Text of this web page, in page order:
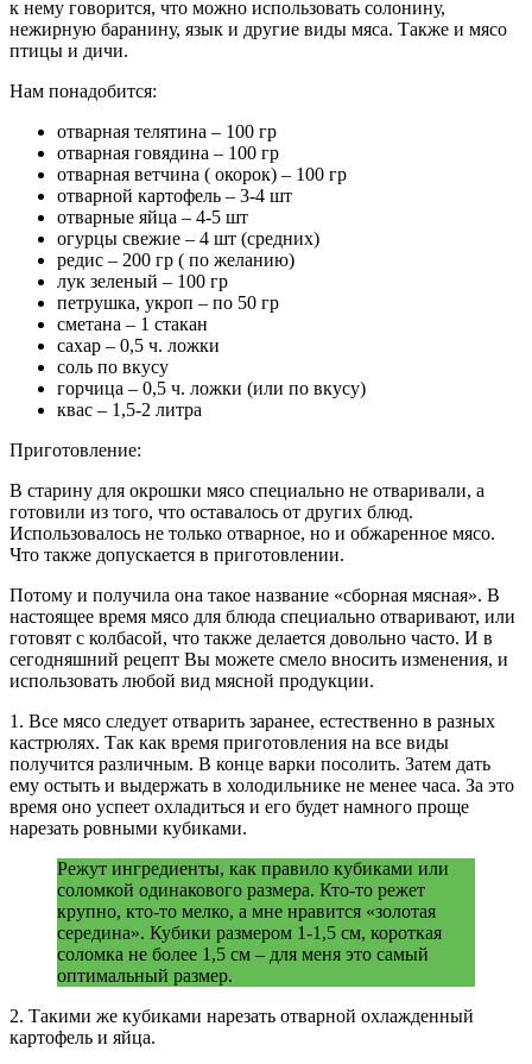
к нему говорится, что можно использовать солонину,
нежирную баранину, язык и другие виды мяса. Также и мясо
птицы и дичи.
Нам понадобится:
отварная телятина – 100 гр
отварная говядина – 100 гр
отварная ветчина ( окорок) – 100 гр
отварной картофель – 3-4 шт
отварные яйца – 4-5 шт
огурцы свежие – 4 шт (средних)
редис – 200 гр ( по желанию)
лук зеленый – 100 гр
петрушка, укроп – по 50 гр
сметана – 1 стакан
сахар – 0,5 ч. ложки
соль по вкусу
горчица – 0,5 ч. ложки (или по вкусу)
квас – 1,5-2 литра
Приготовление:
В старину для окрошки мясо специально не отваривали, а
готовили из того, что оставалось от других блюд.
Использовалось не только отварное, но и обжаренное мясо.
Что также допускается в приготовлении.
Потому и получила она такое название «сборная мясная». В
настоящее время мясо для блюда специально отваривают, или
готовят с колбасой, что также делается довольно часто. И в
сегодняшний рецепт Вы можете смело вносить изменения, и
использовать любой вид мясной продукции.
1. Все мясо следует отварить заранее, естественно в разных
кастрюлях. Так как время приготовления на все виды
получится различным. В конце варки посолить. Затем дать
ему остыть и выдержать в холодильнике не менее часа. За это
время оно успеет охладиться и его будет намного проще
нарезать ровными кубиками.
Режут ингредиенты, как правило кубиками или
соломкой одинакового размера. Кто-то режет
крупно, кто-то мелко, а мне нравится «золотая
середина». Кубики размером 1-1,5 см, короткая
соломка не более 1,5 см – для меня это самый
оптимальный размер.
2. Такими же кубиками нарезать отварной охлажденный
картофель и яйца.